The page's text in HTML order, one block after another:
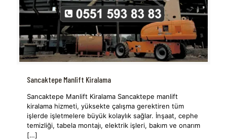
Sancaktepe Manlift Kiralama
Sancaktepe Manlift Kiralama Sancaktepe manlift
kiralama hizmeti, yüksekte çalışma gerektiren tüm
işlerde işletmelere büyük kolaylık sağlar. İnşaat, cephe
temizliği, tabela montajı, elektrik işleri, bakım ve onarım
[…]